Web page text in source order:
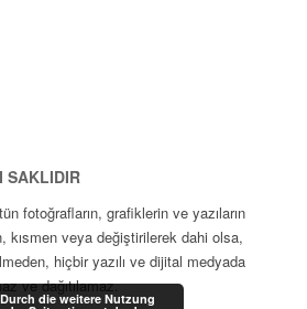
SAKLIDIR
fotoğrafların, grafiklerin ve yazıların
kısmen veya değiştirilerek dahi olsa,
hiçbir yazılı ve dijital medyada
ve dağıtılamaz.
Durch die weitere Nutzung